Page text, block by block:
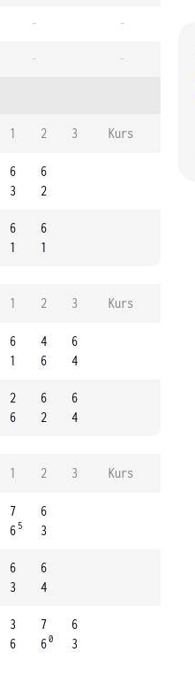
- -
- -
1 2 3 Kurs
6
3
6
2
6
1
6
1
1 2 3 Kurs
6
1
4
6
6
4
2
6
6
2
6
4
1 2 3 Kurs
7
6 5
6
3
6
3
6
4
3
6
7
60
6
3